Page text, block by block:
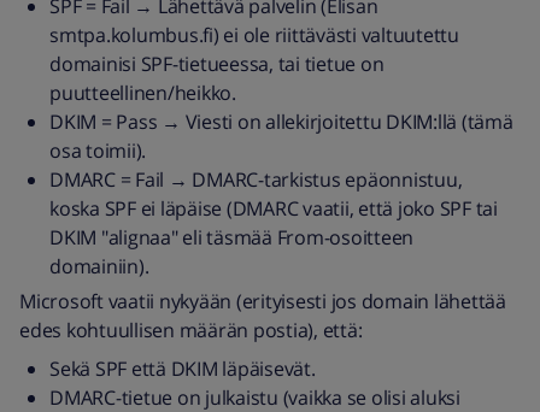
SPF = Fail → Lähettävä palvelin (Elisan
smtpa.kolumbus.fi) ei ole riittävästi valtuutettu
domainisi SPF-tietueessa, tai tietue on
puutteellinen/heikko.
DKIM = Pass → Viesti on allekirjoitettu DKIM:llä (tämä
osa toimii).
DMARC = Fail → DMARC-tarkistus epäonnistuu,
koska SPF ei läpäise (DMARC vaatii, että joko SPF tai
DKIM "alignaa" eli täsmää From-osoitteen
domainiin).
Microsoft vaatii nykyään (erityisesti jos domain lähettää
edes kohtuullisen määrän postia), että:
Sekä SPF että DKIM läpäisevät.
DMARC-tietue on julkaistu (vaikka se olisi aluksi